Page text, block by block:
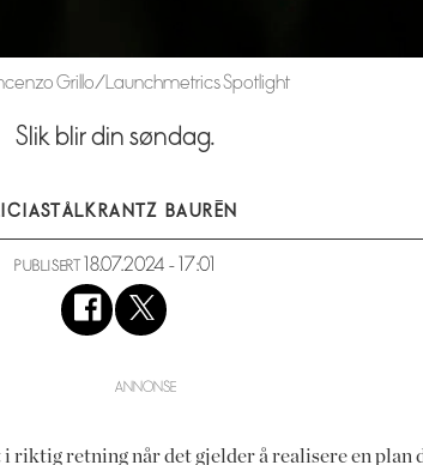
Grillo/Launchmetrics Spotlight
Slik blir din søndag.
STÅLKRANTZ BAURÉN
PUBLISERT 18.07.2024 - 17:01
riktig retning når det gjelder å realisere en plan